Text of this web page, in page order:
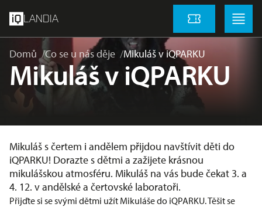
LANDIA Vstupenky
Menu
Domů Co se u nás děje Mikuláš v iQPARKU
Mikuláš v iQPARKU
Mikuláš s čertem i andělem přijdou navštívit děti do
iQPARKU! Dorazte s dětmi a zažijete krásnou
mikulášskou atmosféru. Mikuláš na vás bude čekat 3. a
4. 12. v andělské a čertovské laboratoři.
Přijďte si se svými dětmi užít Mikuláše do iQPARKU. Těšit se